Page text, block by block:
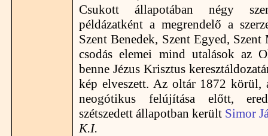
Csukott állapotában négy
példázatként a megrendelő a
Szent Benedek, Szent Egyed,
csodás elemei mind utalások az
benne Jézus Krisztus
kép elveszett. Az oltár 1872 körül,
neogótikus felújítása előtt,
szétszedett állapotban került Simor
K.I.